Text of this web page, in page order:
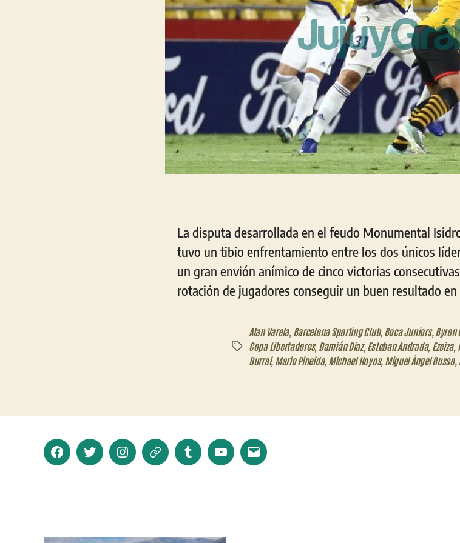
La disputa desarrollada en el feudo Monumental
tuvo un tibio enfrentamiento entre los dos únicos
un gran envión anímico de cinco victorias
rotación de jugadores conseguir un buen resultado
Etiquetas
Alan Varela, Barcelona Sporting Club, Boca Juniors, Byron
Copa Libertadores, Damián Diaz, Esteban Andrada, Ezeiza,
Burrai, Mario Pineida, Michael Hoyos, Miguel Ángel Russo,
FacebookTwitter InstagramTelegramTumblr YouTubeCorreo